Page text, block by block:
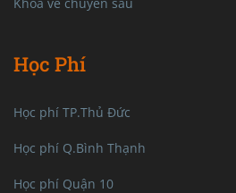
Học Phí
Học phí TP.Thủ Đức
Học phí Q.Bình Thạnh
Học phí Quận 10